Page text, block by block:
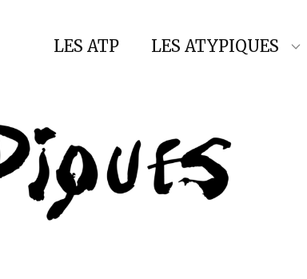
LES ATP LES ATYPIQUES